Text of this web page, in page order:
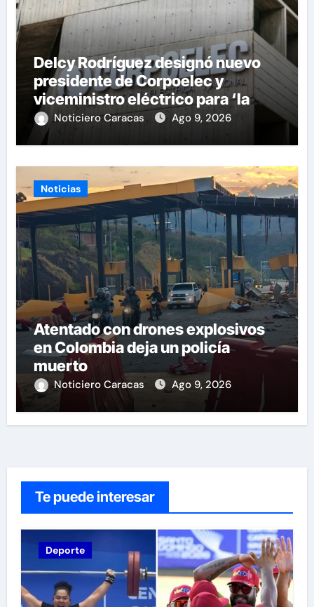
Delcy Rodríguez designó nuevo
presidente de Corpoelec y
viceministro eléctrico para ‘la
recuperación del servicio’
Noticiero Caracas Ago 9, 2026
Noticias
Atentado con drones explosivos
en Colombia deja un policía
muerto
Noticiero Caracas Ago 9, 2026
Te puede interesar
Deporte